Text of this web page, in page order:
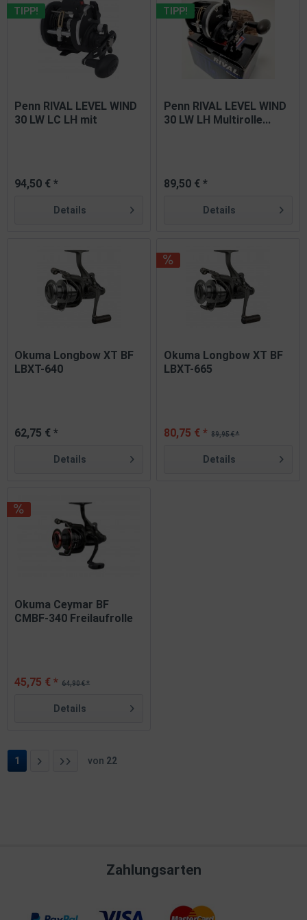
TIPP!
Penn RIVAL LEVEL WIND
30 LW LC LH mit
94,50 € *
Details
TIPP!
Penn RIVAL LEVEL WIND
30 LW LH Multirolle...
89,50 € *
Details
Okuma Longbow XT BF
LBXT-640
62,75 € *
Details
Okuma Longbow XT BF
LBXT-665
89,95 € *
80,75 € *
Details
Okuma Ceymar BF
CMBF-340 Freilaufrolle
64,90 € *
45,75 € *
Details
1 von 22
Zahlungsarten